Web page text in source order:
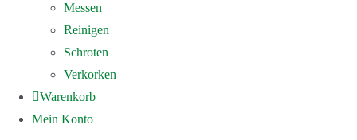
Messen
Reinigen
Schroten
Verkorken
Warenkorb
Mein Konto